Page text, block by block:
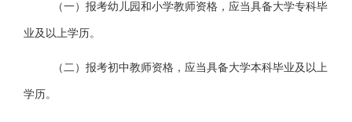
（一） 报考幼儿园和小学教师资格，应当具备大学专科毕
业及以上学历。
（二） 报考初中教师资格，应当具备大学本科毕业及以上
学历。